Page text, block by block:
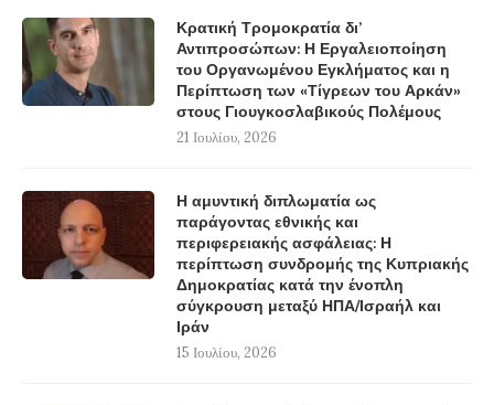
Κρατική Τρομοκρατία δι’
Αντιπροσώπων: Η Εργαλειοποίηση
του Οργανωμένου Εγκλήματος και η
Περίπτωση των «Τίγρεων του Αρκάν»
στους Γιουγκοσλαβικούς Πολέμους
21 Ιουλίου, 2026
Η αμυντική διπλωματία ως
παράγοντας εθνικής και
περιφερειακής ασφάλειας: Η
περίπτωση συνδρομής της Κυπριακής
Δημοκρατίας κατά την ένοπλη
σύγκρουση μεταξύ ΗΠΑ/Ισραήλ και
Ιράν
15 Ιουλίου, 2026